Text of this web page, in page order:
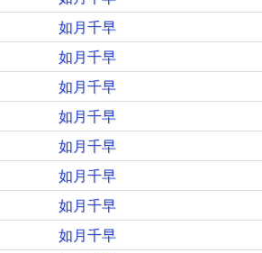
如月千早
如月千早
如月千早
如月千早
如月千早
如月千早
如月千早
如月千早